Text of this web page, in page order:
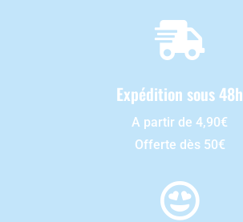

Expédition sous 48h
A partir de 4,90€
Offerte dès 50€
